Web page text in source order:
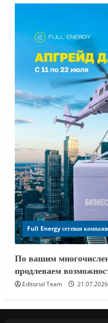
Full Energy сетевая
По вашим
продлеваем
Editorial Team 21.07.2026